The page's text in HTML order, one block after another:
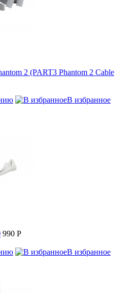
2 (PART3 Phantom 2 Cable
В избранное
990 P
В избранное